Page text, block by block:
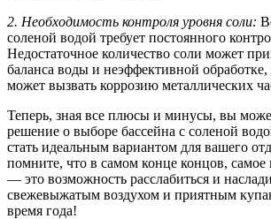
2. Необходимость контроля уровня соли:
соленой водой требует постоянного
Недостаточное количество соли может
баланса воды и неэффективной обработке,
может вызвать коррозию металлических
Теперь, зная все плюсы и минусы, вы
решение о выборе бассейна с соленой
стать идеальным вариантом для вашего
помните, что в самом конце концов, самое
— это возможность расслабиться и
свежевыжатым воздухом и приятным
время года!